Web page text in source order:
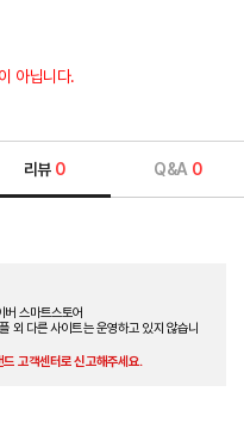
아닙니다.
리뷰 0 Q&A 0
버 스마트스토어
외 다른 사이트는 운영하고 있지 않습니
드 고객센터로 신고해주세요.